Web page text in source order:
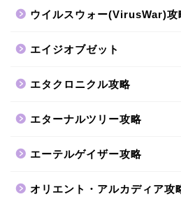
ウイルスウォー(VirusWar)攻
エイジオブゼット
エタクロニクル攻略
エターナルツリー攻略
エーテルゲイザー攻略
オリエント・アルカディア攻